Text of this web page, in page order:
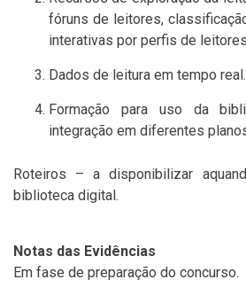
fóruns de leitores,
interativas por perfis de
Dados de leitura em tempo real.
Formação para uso da
integração em diferentes
Roteiros – a disponibilizar
biblioteca digital.
Notas das Evidências
Em fase de preparação do concurso.